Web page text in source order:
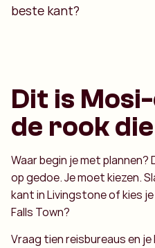
beste kant?
Dit is
de rook
Waar begin je met
op gedoe. Je moet kiezen.
kant in Livingstone of kies
Falls Town?
Vraag tien reisbureaus en